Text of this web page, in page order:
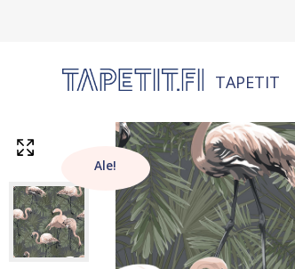
TAPETIT
Ale!